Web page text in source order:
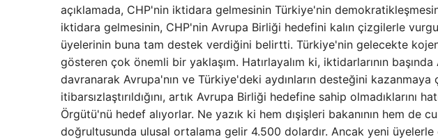
açıklamada, CHP'nin iktidara gelmesinin Türkiye'nin
iktidara gelmesinin, CHP'nin Avrupa Birliği hedefini kalın çizgilerle
üyelerinin buna tam destek verdiğini belirtti. Türkiye'nin gelecekte
gösteren çok önemli bir yaklaşım. Hatırlayalım ki, iktidarlarının
davranarak Avrupa'nın ve Türkiye'deki aydınların desteğini kazanmaya
itibarsızlaştırıldığını, artık Avrupa Birliği hedefine sahip olmadıklarını
Örgütü'nü hedef alıyorlar. Ne yazık ki hem dışişleri bakanının hem de
doğrultusunda ulusal ortalama gelir 4.500 dolardır. Ancak yeni